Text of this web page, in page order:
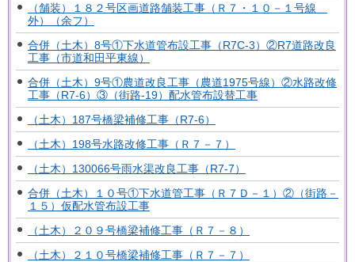
（舗装）１８２号区画道路舗装工事（Ｒ７・１０－１号線
外）（余フ）
合併（土木）8号①下水道管布設工事（R7C-3）②R7道路改良
工事（市道和田平東線）
合併（土木）9号①農道改良工事（農道1975号線）②水路改修
工事（R7-6）③（街路-19）配水管布設替工事
（土木）187号橋梁補修工事（R7-6）
（土木）198号水路改修工事（Ｒ７－７）
（土木）130066号雨水渠改良工事（R7-7）
合併（土木）１０号①下水道管工事（Ｒ７Ｄ－１）②（街路－
１５）仮配水管布設工事
（土木）２０９号橋梁補修工事（Ｒ７－８）
（土木）２１０号橋梁補修工事（Ｒ７－７）